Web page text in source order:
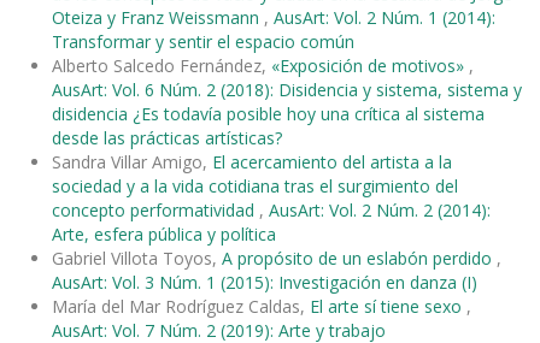
Oteiza y Franz Weissmann , AusArt: Vol. 2 Núm. 1 (2014):
Transformar y sentir el espacio común
Alberto Salcedo Fernández, «Exposición de motivos» ,
AusArt: Vol. 6 Núm. 2 (2018): Disidencia y sistema, sistema y
disidencia ¿Es todavía posible hoy una crítica al sistema
desde las prácticas artísticas?
Sandra Villar Amigo, El acercamiento del artista a la
sociedad y a la vida cotidiana tras el surgimiento del
concepto performatividad , AusArt: Vol. 2 Núm. 2 (2014):
Arte, esfera pública y política
Gabriel Villota Toyos, A propósito de un eslabón perdido ,
AusArt: Vol. 3 Núm. 1 (2015): Investigación en danza (I)
María del Mar Rodríguez Caldas, El arte sí tiene sexo ,
AusArt: Vol. 7 Núm. 2 (2019): Arte y trabajo